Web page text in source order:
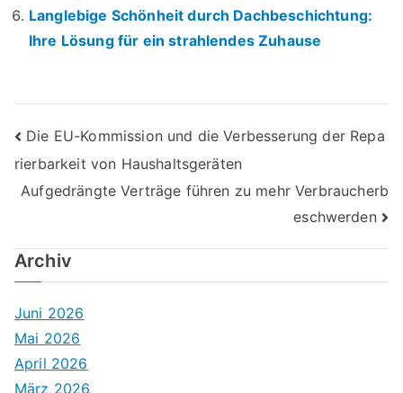
Langlebige Schönheit durch Dachbeschichtung:
Ihre Lösung für ein strahlendes Zuhause
Beitrags-
Navigation
Die EU-Kommission und die Verbesserung der Repa
rierbarkeit von Haushaltsgeräten
Aufgedrängte Verträge führen zu mehr Verbraucherb
eschwerden
Archiv
Juni 2026
Mai 2026
April 2026
März 2026